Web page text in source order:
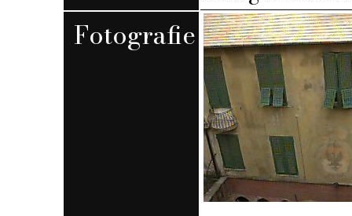
Fotografie